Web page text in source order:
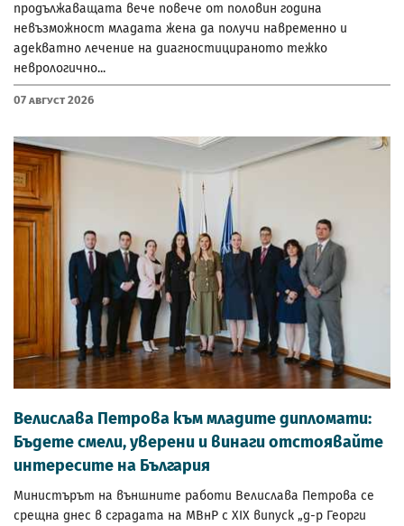
продължаващата вече повече от половин година
невъзможност младата жена да получи навременно и
адекватно лечение на диагностицираното тежко
неврологично...
07 Август 2026
Велислава Петрова към младите дипломати:
Бъдете смели, уверени и винаги отстоявайте
интересите на България
Министърът на външните работи Велислава Петрова се
срещна днес в сградата на МВнР с XIX випуск „д-р Георги